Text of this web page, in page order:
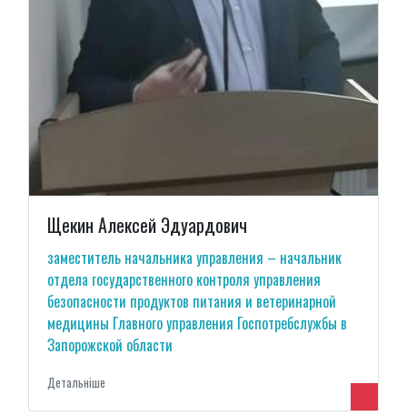
Щекин Алексей Эдуардович
заместитель начальника управления – начальник
отдела государственного контроля управления
безопасности продуктов питания и ветеринарной
медицины Главного управления Госпотребслужбы в
Запорожской области
Детальнiше